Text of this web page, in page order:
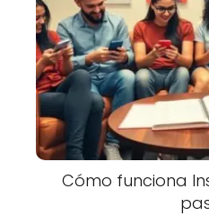
Cómo funciona